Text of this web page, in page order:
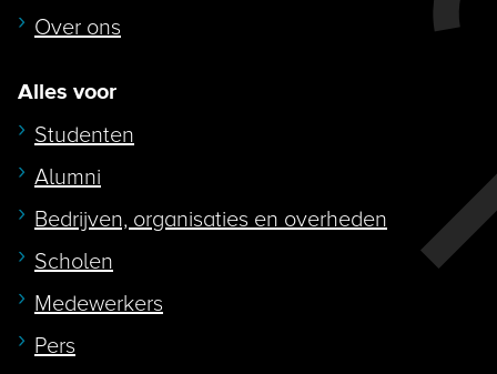
Over ons
Alles voor
Studenten
Alumni
Bedrijven, organisaties en overheden
Scholen
Medewerkers
Pers